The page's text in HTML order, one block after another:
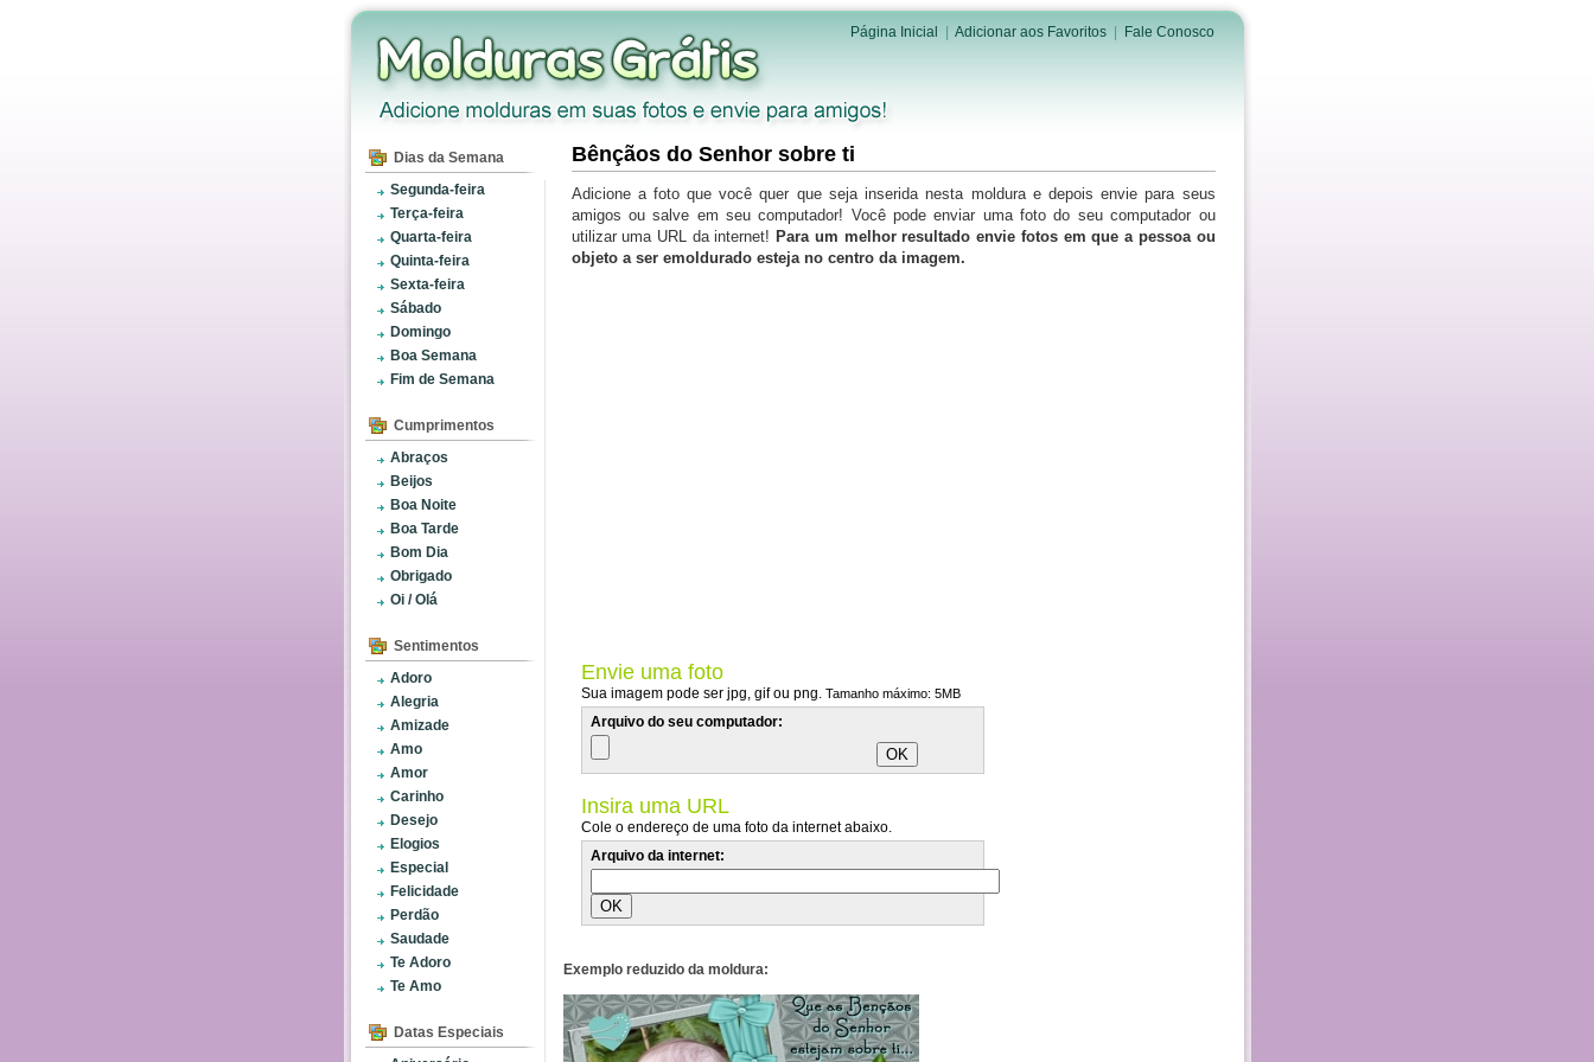
Página Inicial Adicionar aos Favoritos| Fale Conosco
Dias da Semana
Segunda-feira
Terça-feira
Quarta-feira
Quinta-feira
Sexta-feira
Sábado
Domingo
Boa Semana
Fim de Semana
Cumprimentos
Abraços
Beijos
Boa Noite
Boa Tarde
Bom Dia
Obrigado
Oi / Olá
Sentimentos
Adoro
Alegria
Amizade
Amo
Amor
Carinho
Desejo
Elogios
Especial
Felicidade
Perdão
Saudade
Te Adoro
Te Amo
Datas Especiais
Bênçãos do Senhor sobre ti
Adicione a foto que você quer que seja inserida nesta moldura e depois envie para seus
amigos ou salve em seu computador! Você pode enviar uma foto do seu computador ou
utilizar uma URL da internet! Para um melhor resultado envie fotos em que a pessoa ou
objeto a ser emoldurado esteja no centro da imagem.
Envie uma foto
Sua imagem pode ser jpg, gif ou png. Tamanho máximo: 5MB
Arquivo do seu computador:
Insira uma URL
Cole o endereço de uma foto da internet abaixo.
Arquivo da internet:
Exemplo reduzido da moldura: